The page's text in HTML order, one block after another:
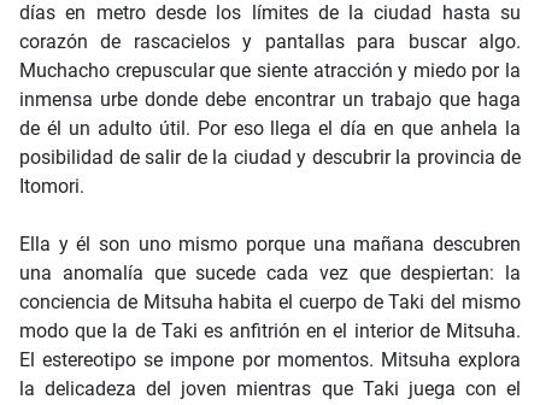
días en metro desde los límites de la ciudad hasta su
corazón de rascacielos y pantallas para buscar algo.
Muchacho crepuscular que siente atracción y miedo por la
inmensa urbe donde debe encontrar un trabajo que haga
de él un adulto útil. Por eso llega el día en que anhela la
posibilidad de salir de la ciudad y descubrir la provincia de
Itomori.
Ella y él son uno mismo porque una mañana descubren
una anomalía que sucede cada vez que despiertan: la
conciencia de Mitsuha habita el cuerpo de Taki del mismo
modo que la de Taki es anfitrión en el interior de Mitsuha.
El estereotipo se impone por momentos. Mitsuha explora
la delicadeza del joven mientras que Taki juega con el